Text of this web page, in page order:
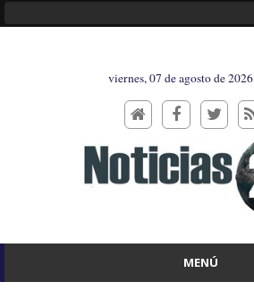
viernes, 07 de agosto de 2026
MENÚ